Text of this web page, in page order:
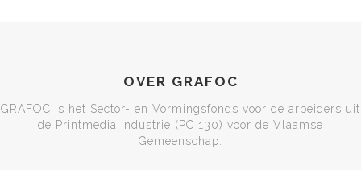
OVER GRAFOC
GRAFOC is het Sector- en Vormingsfonds voor de arbeiders uit
de Printmedia industrie (PC 130) voor de Vlaamse
Gemeenschap.